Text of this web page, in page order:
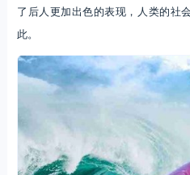
了后人更加出色的表现，人类的社
此。